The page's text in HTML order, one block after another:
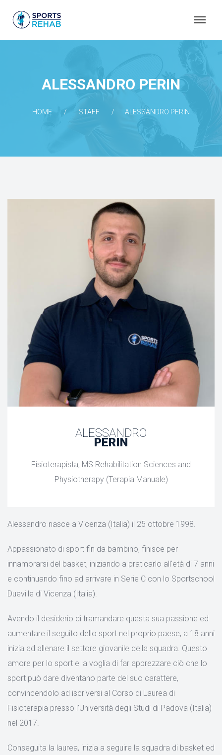
O
ALESSANDRO PERIN
HOME STAFF ALESSANDRO PERIN
ALESSANDRO
PERIN
Fisioterapista, MS Rehabilitation Sciences and
Physiotherapy (Terapia Manuale)
Alessandro nasce a Vicenza (Italia) il 25 ottobre 1998.
Appassionato di sport fin da bambino, finisce per
innamorarsi del basket, iniziando a praticarlo all'età di 7 anni
e continuando fino ad arrivare in Serie C con lo Sportschool
Dueville di Vicenza (Italia).
Avendo il desiderio di tramandare questa sua passione ed
aumentare il seguito dello sport nel proprio paese, a 18 anni
inizia ad allenare il settore giovanile della squadra. Questo
amore per lo sport e la voglia di far apprezzare ciò che lo
sport può dare diventano parte del suo carattere,
convincendolo ad iscriversi al Corso di Laurea di
Fisioterapia presso l'Università degli Studi di Padova (Italia)
nel 2017.
Conseguita la laurea, inizia a seguire la squadra di basket ed